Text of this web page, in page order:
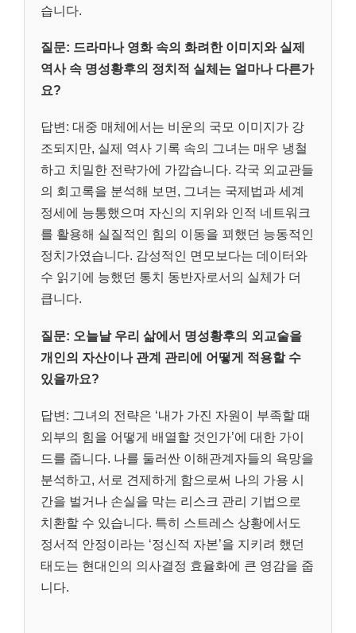
습니다.
질문: 드라마나 영화 속의 화려한 이미지와 실제
역사 속 명성황후의 정치적 실체는 얼마나 다른가
요?
답변: 대중 매체에서는 비운의 국모 이미지가 강
조되지만, 실제 역사 기록 속의 그녀는 매우 냉철
하고 치밀한 전략가에 가깝습니다. 각국 외교관들
의 회고록을 분석해 보면, 그녀는 국제법과 세계
정세에 능통했으며 자신의 지위와 인적 네트워크
를 활용해 실질적인 힘의 이동을 꾀했던 능동적인
정치가였습니다. 감성적인 면모보다는 데이터와
수 읽기에 능했던 통치 동반자로서의 실체가 더
큽니다.
질문: 오늘날 우리 삶에서 명성황후의 외교술을
개인의 자산이나 관계 관리에 어떻게 적용할 수
있을까요?
답변: 그녀의 전략은 ‘내가 가진 자원이 부족할 때
외부의 힘을 어떻게 배열할 것인가’에 대한 가이
드를 줍니다. 나를 둘러싼 이해관계자들의 욕망을
분석하고, 서로 견제하게 함으로써 나의 가용 시
간을 벌거나 손실을 막는 리스크 관리 기법으로
치환할 수 있습니다. 특히 스트레스 상황에서도
정서적 안정이라는 ‘정신적 자본’을 지키려 했던
태도는 현대인의 의사결정 효율화에 큰 영감을 줍
니다.